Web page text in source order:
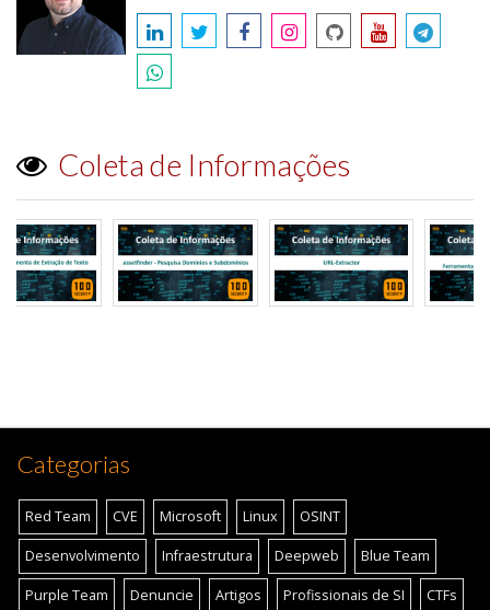
Coleta de Informações
Categorias
Red Team CVE Microsoft Linux OSINT
Desenvolvimento Infraestrutura Deepweb Blue Team
Purple Team Denuncie Artigos Profissionais de SI CTFs